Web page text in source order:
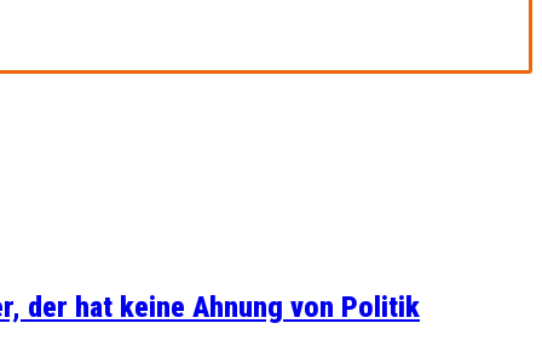
der hat keine Ahnung von Politik